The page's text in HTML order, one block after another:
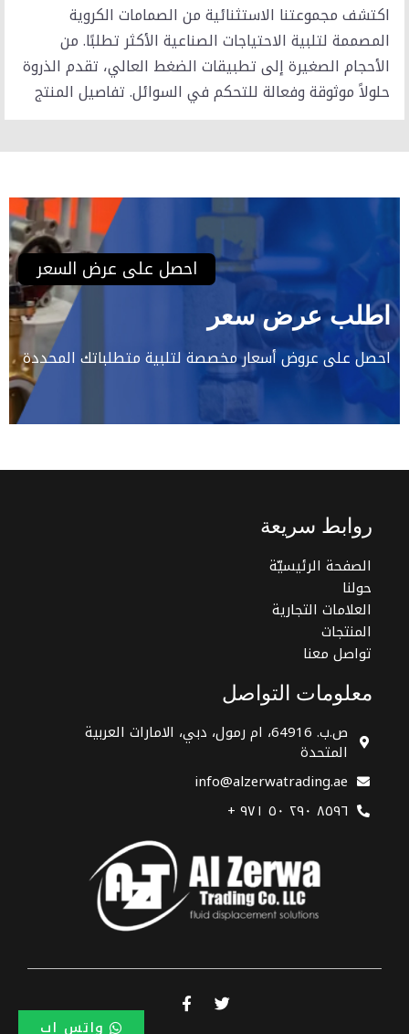
واتس اب
اكتشف مجموعتنا الاستثنائية من الصمامات الكروية
المصممة لتلبية الاحتياجات الصناعية الأكثر تطلبًا. من
الأحجام الصغيرة إلى تطبيقات الضغط العالي، تقدم الذروة
حلولاً موثوقة وفعالة للتحكم في السوائل. تفاصيل المنتج
احصل على عرض السعر
اطلب عرض سعر
احصل على عروض أسعار مخصصة لتلبية متطلباتك المحددة
روابط سريعة
الصفحة الرئيسيّة
حولنا
العلامات التجارية
المنتجات
تواصل معنا
معلومات التواصل
ص.ب. 64916، ام رمول، دبي، الامارات العربية
المتحدة
info@alzerwatrading.ae
+ ۹۷۱ ٥۰ ۲۹۰ ۸٥۹٦